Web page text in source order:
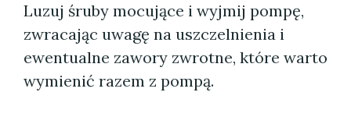
Luzuj śruby mocujące i wyjmij pompę,
zwracając uwagę na uszczelnienia i
ewentualne zawory zwrotne, które warto
wymienić razem z pompą.